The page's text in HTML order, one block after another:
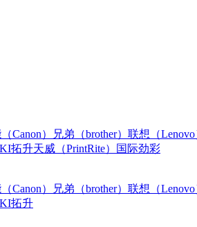
Canon） 兄弟（brother） 联想（
拓升天威（PrintRite） 国际劲彩
Canon） 兄弟（brother） 联想（
拓升